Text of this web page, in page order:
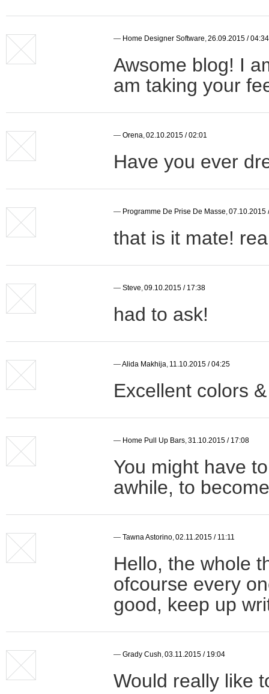
— Home Designer Software 26.09.2015 / 04:34
Awsome blog! I
am taking your
— Orena 02.10.2015 / 02:01
Have you ever
— Programme De Prise De Masse 07.10.2015
that is it mate!
— Steve 09.10.2015 / 17:38
had to ask!
—Alida Makhija 11.10.2015 / 04:25
Excellent colors
— Home Pull Up Bars 31.10.2015 / 17:08
You might have
awhile, to
— Tawna Astorino 02.11.2015 / 11:11
Hello, the whole
ofcourse every
good, keep up
— Grady Cush 03.11.2015 / 19:04
Would really like